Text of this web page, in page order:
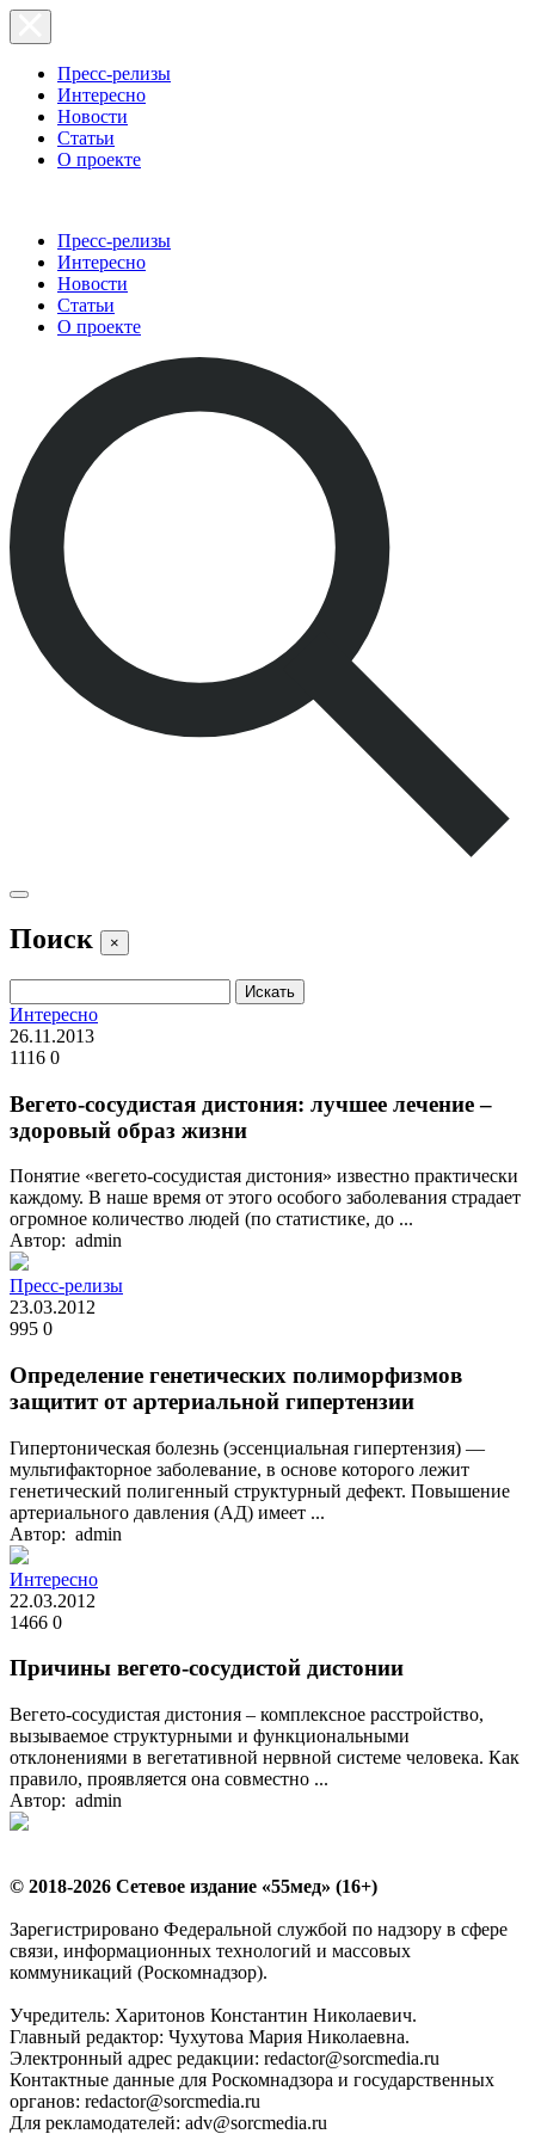
Пресс-релизы
Интересно
Новости
Статьи
О проекте
Пресс-релизы
Интересно
Новости
Статьи
О проекте
Поиск ×
Интересно
26.11.2013
1116 0
Вегето-сосудистая дистония: лучшее лечение –
здоровый образ жизни
Понятие «вегето-сосудистая дистония» известно практически
каждому. В наше время от этого особого заболевания страдает
огромное количество людей (по статистике, до ...
Автор: admin
Пресс-релизы
23.03.2012
995 0
Определение генетических полиморфизмов
защитит от артериальной гипертензии
Гипертоническая болезнь (эссенциальная гипертензия) —
мультифакторное заболевание, в основе которого лежит
генетический полигенный структурный дефект. Повышение
артериального давления (АД) имеет ...
Автор: admin
Интересно
22.03.2012
1466 0
Причины вегето-сосудистой дистонии
Вегето-сосудистая дистония – комплексное расстройство,
вызываемое структурными и функциональными
отклонениями в вегетативной нервной системе человека. Как
правило, проявляется она совместно ...
Автор: admin
© 2018-2026 Сетевое издание «55мед» (16+)
Зарегистрировано Федеральной службой по надзору в сфере
связи, информационных технологий и массовых
коммуникаций (Роскомнадзор).
Учредитель: Харитонов Константин Николаевич.
Главный редактор: Чухутова Мария Николаевна.
Электронный адрес редакции: redactor@sorcmedia.ru
Контактные данные для Роскомнадзора и государственных
органов: redactor@sorcmedia.ru
Для рекламодателей: adv@sorcmedia.ru